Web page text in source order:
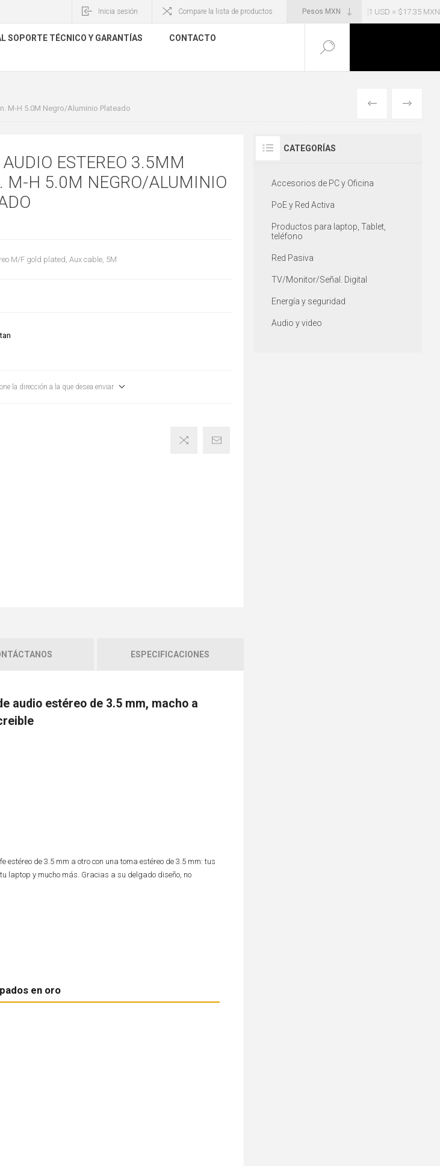
1 USD = $17.35 MXN
Inicia sesión Compare la lista de productos
SOPORTE TÉCNICO Y GARANTÍAS
CONTACTO
M-H 5.0M Negro/Aluminio Plateado ANTERIOR
ESTEREO 3.5MM
M-H 5.0M NEGRO/ALUMINIO
M/F gold plated, Aux cable, 5M
la dirección a la que desea enviar
ESPECIFICACIONES
audio estéreo de 3.5 mm, macho a
estéreo de 3.5 mm a otro con una toma estéreo de 3.5 mm: tus
laptop y mucho más. Gracias a su delgado diseño, no
en oro
CATEGORÍAS
Accesorios de PC y Oficina
PoE y Red Activa
Productos para laptop, Tablet,
teléfono
Red Pasiva
TV/Monitor/Señal. Digital
Energía y seguridad
Audio y video